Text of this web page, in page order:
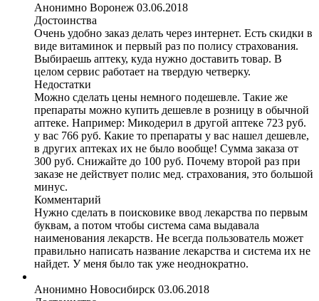
Анонимно Воронеж 03.06.2018
Достоинства
Очень удобно заказ делать через интернет. Есть скидки в
виде витаминок и первый раз по полису страхования.
Выбираешь аптеку, куда нужно доставить товар. В
целом сервис работает на твердую четверку.
Недостатки
Можно сделать цены немного подешевле. Такие же
препараты можно купить дешевле в розницу в обычной
аптеке. Например: Микодерил в другой аптеке 723 руб.
у вас 766 руб. Какие то препараты у вас нашел дешевле,
в других аптеках их не было вообще! Сумма заказа от
300 руб. Снижайте до 100 руб. Почему второй раз при
заказе не действует полис мед. страхования, это большой
минус.
Комментарий
Нужно сделать в поисковике ввод лекарства по первым
буквам, а потом чтобы система сама выдавала
наименования лекарств. Не всегда пользователь может
правильно написать название лекарства и система их не
найдет. У меня было так уже неоднократно.
Анонимно Новосибирск 03.06.2018